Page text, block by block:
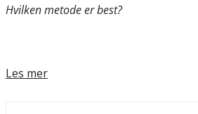
Hvilken metode er best?
Les mer